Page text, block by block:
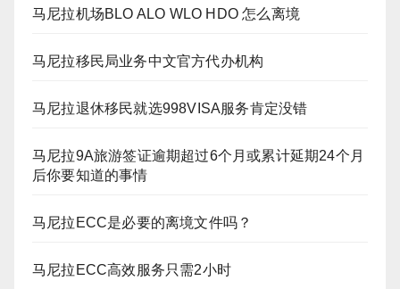
马尼拉机场BLO ALO WLO HDO 怎么离境
马尼拉移民局业务中文官方代办机构
马尼拉退休移民就选998VISA服务肯定没错
马尼拉9A旅游签证逾期超过6个月或累计延期24个月
后你要知道的事情
马尼拉ECC是必要的离境文件吗？
马尼拉ECC高效服务只需2小时